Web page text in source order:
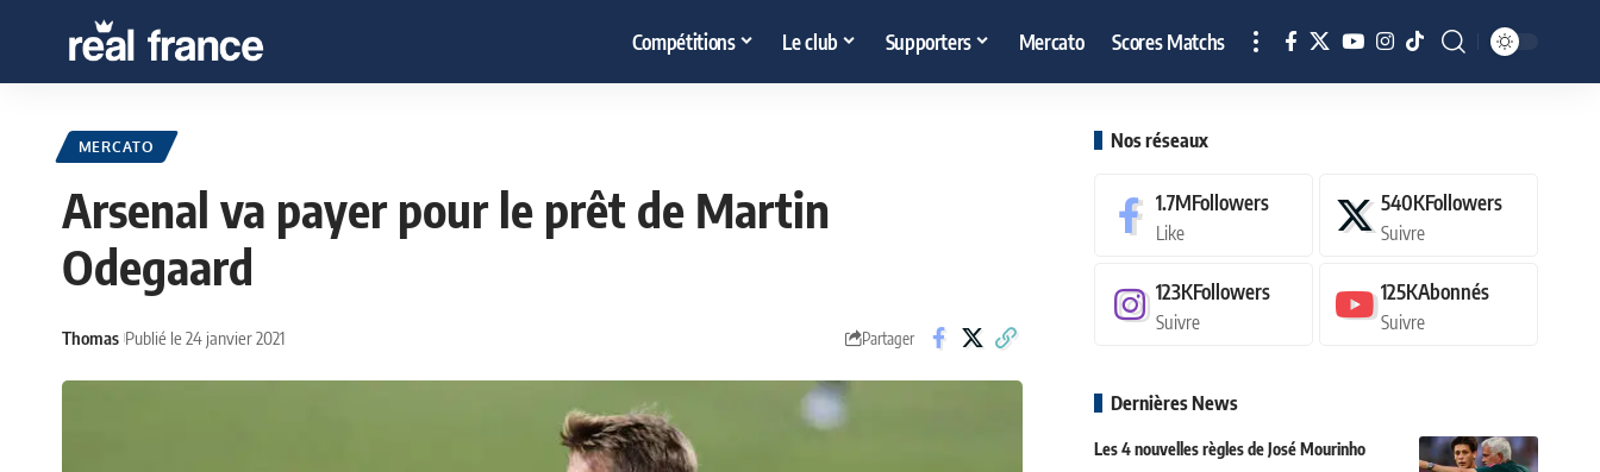
Compétitions Le club Supporters Mercato Scores Matchs
MERCATO
Arsenal va payer pour le prêt de Martin
Odegaard
Thomas Publié le 24 janvier 2021 Partager
Nos réseaux
1.7MFollowers
Like
540KFollowers
Suivre
123KFollowers
Suivre
125KAbonnés
Suivre
Dernières News
Les 4 nouvelles règles de José Mourinho